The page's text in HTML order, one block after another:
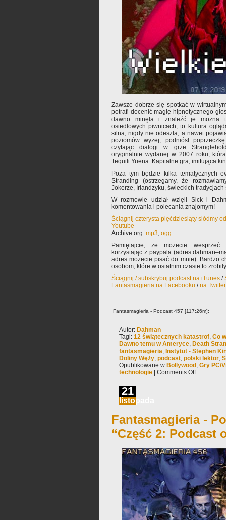
Zawsze dobrze się spotkać w
potrafi docenić magię hipnotycznego
dawno minęła i znaleźć je można
osiedlowych piwnicach, to kultura
silna, nigdy nie odeszła, a nawet
poziomów wyżej, podniósł
czytając dialogi w grze
oryginalnie wydanej w 2007 roku,
Tequili Yuena. Kapitalne gra, imitująca
Poza tym będzie kilka tematycznych
Stranding (ostrzegamy, że
Jokerze, Irlandzyku, świeckich tradycjach
W rozmowie udział wzięli Sick i
komentowania i polecania znajomym!
Ściągnij czterysta pięćdziesiąty siódmy
Youtube
Archive.org: mp3, ogg
Pamiętajcie, że możecie wesprzeć
korzystając z paypala (adres
adres możecie pisać do mnie). Bardzo
osobom, które w ostatnim czasie to
Ściągnij / subskrybuj podcast na iTunes /
Fantasmagieria na Facebooku /na
Fantasmagieria - Podcast 457 [117:26m]:
Autor: Dahman
Tagi: 12 świątecznych katastrof, Co
Dawno temu w Ameryce, Death
fantasmagieria, Instytut - Stephen
Doliny Węży, podcast, polski lektor,
Opublikowane w Bollywood , Gry PC/
technologie
Comments Off
21
listopada
Fantasmagieria -
“Część 2: Podcast